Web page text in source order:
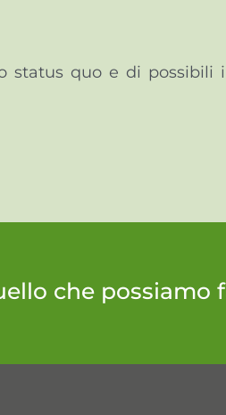
status quo e di possibili
che possiamo